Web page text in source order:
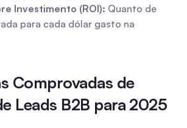
Investimento (ROI): Quanto de
para cada dólar gasto na
Comprovadas de
Leads B2B para 2025